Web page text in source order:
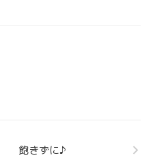
飽きずに♪